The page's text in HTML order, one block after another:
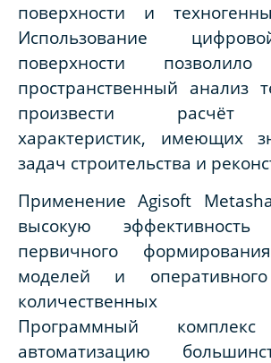
поверхности и
Использование
поверхности
пространственный анализ
произвести расчёт
характеристик, имеющих
задач строительства и
Применение Agisoft
высокую
первичного
моделей и
количественных
Программный комплекс
автоматизацию